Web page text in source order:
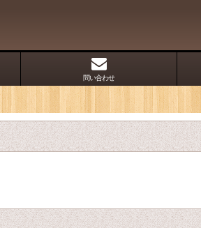
問い合わせ